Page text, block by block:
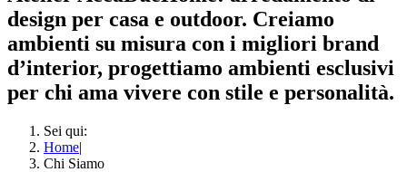
design per casa e outdoor. Creiamo
ambienti su misura con i migliori brand
d’interior, progettiamo ambienti esclusivi
per chi ama vivere con stile e personalità.
Sei qui:
Home|
Chi Siamo